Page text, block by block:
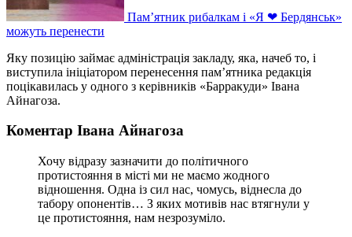
Пам’ятник рибалкам і «Я ❤ Бердянськ»
можуть перенести
Яку позицію займає адміністрація закладу, яка, начеб то, і
виступила ініціатором перенесення пам’ятника редакція
поцікавилась у одного з керівників «Барракуди» Івана
Айнагоза.
Коментар Івана Айнагоза
Хочу відразу зазначити до політичного
протистояння в місті ми не маємо жодного
відношення. Одна із сил нас, чомусь, віднесла до
табору опонентів… З яких мотивів нас втягнули у
це протистояння, нам незрозуміло.